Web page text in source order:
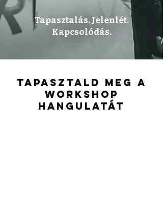
Tapasztalás. Jelenlét.
Kapcsolódás.
tapasztald meg a
workshop
hangulatát